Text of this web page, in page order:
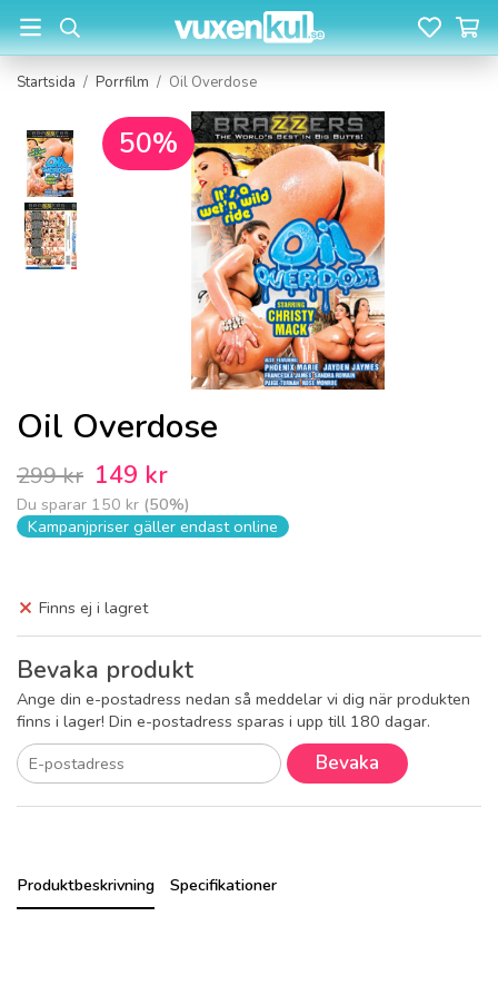
Startsida / Porrfilm / Oil Overdose
50%
Oil Overdose
299 kr 149 kr
Du sparar 150 kr (50%)
Kampanjpriser gäller endast online
Finns ej i lagret
Bevaka produkt
Ange din e-postadress nedan så meddelar vi dig när produkten
finns i lager! Din e-postadress sparas i upp till 180 dagar.
Bevaka
Produktbeskrivning Specifikationer